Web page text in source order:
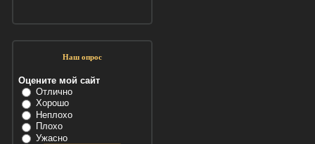
Наш опрос
Оцените мой сайт
Отлично
Хорошо
Неплохо
Плохо
Ужасно